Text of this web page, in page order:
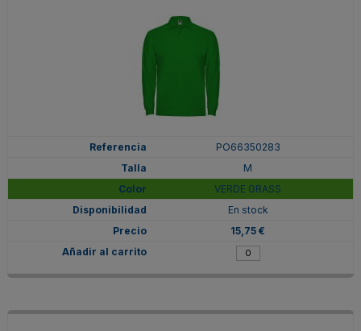
PO66350283
M
VERDE GRASS
En stock
15,75 €